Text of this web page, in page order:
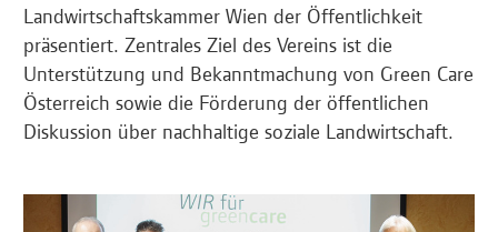
i
o
Landwirtschaftskammer Wien der Öffentlichkeit
präsentiert. Zentrales Ziel des Vereins ist die
Unterstützung und Bekanntmachung von Green Care
Österreich sowie die Förderung der öffentlichen
Diskussion über nachhaltige soziale Landwirtschaft.